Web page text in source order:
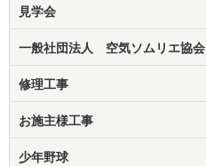
見学会
一般社団法人 空気ソムリエ協会
修理工事
お施主様工事
少年野球